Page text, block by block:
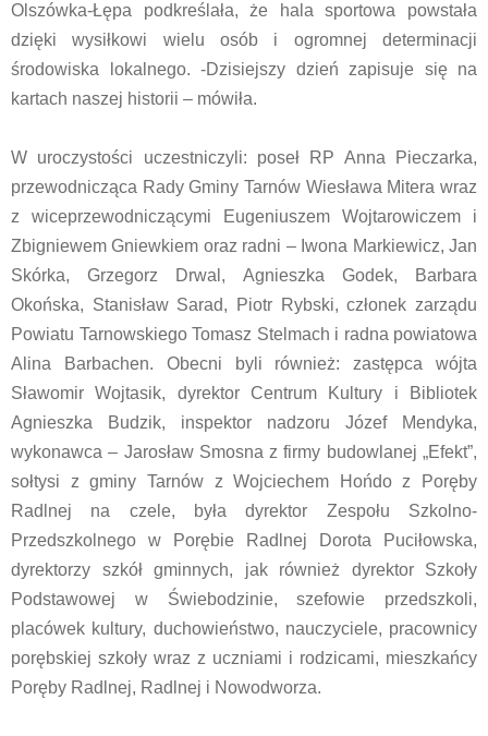
Olszówka-Łępa podkreślała, że hala sportowa powstała
dzięki wysiłkowi wielu osób i ogromnej determinacji
środowiska lokalnego. -Dzisiejszy dzień zapisuje się na
kartach naszej historii – mówiła.
W uroczystości uczestniczyli: poseł RP Anna Pieczarka,
przewodnicząca Rady Gminy Tarnów Wiesława Mitera wraz
z wiceprzewodniczącymi Eugeniuszem Wojtarowiczem i
Zbigniewem Gniewkiem oraz radni – Iwona Markiewicz, Jan
Skórka, Grzegorz Drwal, Agnieszka Godek, Barbara
Okońska, Stanisław Sarad, Piotr Rybski, członek zarządu
Powiatu Tarnowskiego Tomasz Stelmach i radna powiatowa
Alina Barbachen. Obecni byli również: zastępca wójta
Sławomir Wojtasik, dyrektor Centrum Kultury i Bibliotek
Agnieszka Budzik, inspektor nadzoru Józef Mendyka,
wykonawca – Jarosław Smosna z firmy budowlanej „Efekt”,
sołtysi z gminy Tarnów z Wojciechem Hońdo z Poręby
Radlnej na czele, była dyrektor Zespołu Szkolno-
Przedszkolnego w Porębie Radlnej Dorota Puciłowska,
dyrektorzy szkół gminnych, jak również dyrektor Szkoły
Podstawowej w Świebodzinie, szefowie przedszkoli,
placówek kultury, duchowieństwo, nauczyciele, pracownicy
porębskiej szkoły wraz z uczniami i rodzicami, mieszkańcy
Poręby Radlnej, Radlnej i Nowodworza.